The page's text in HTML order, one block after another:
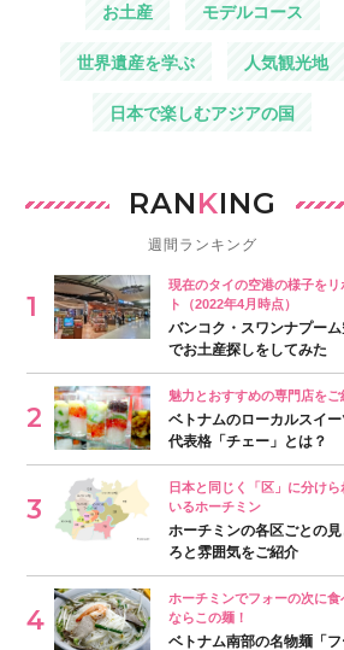
お土産 モデルコース
世界遺産を学ぶ 人気観光地
日本で楽しむアジアの国
RANKING
週間ランキング
現在のタイの空港の様子をリ
ト（2022年4月時点）
バンコク・スワンナプーム
でお土産探しをしてみた
魅力とおすすめの専門店をご
ベトナムのローカルスイー
代表格「チェー」とは？
日本と同じく「区」に分けら
いるホーチミン
ホーチミンの各区ごとの見
ろと雰囲気をご紹介
ホーチミンでフォーの次に食
ならこの麺！
ベトナム南部の名物麺「フ